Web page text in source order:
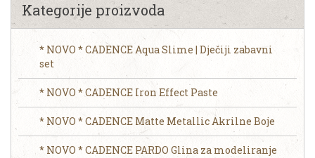
Kategorije proizvoda
* NOVO * CADENCE Aqua Slime | Dječiji zabavni
set
* NOVO * CADENCE Iron Effect Paste
* NOVO * CADENCE Matte Metallic Akrilne Boje
* NOVO * CADENCE PARDO Glina za modeliranje